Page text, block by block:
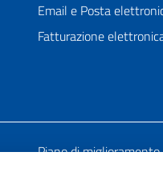
Email e Posta
Fatturazione
Piano di